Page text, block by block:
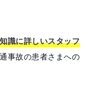
識に詳しいスタッフ
事故の患者さまへの